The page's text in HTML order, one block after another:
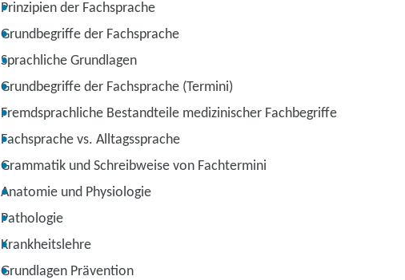
Prinzipien der Fachsprache
Grundbegriffe der Fachsprache
Sprachliche Grundlagen
Grundbegriffe der Fachsprache (Termini)
Fremdsprachliche Bestandteile medizinischer Fachbegriffe
Fachsprache vs. Alltagssprache
Grammatik und Schreibweise von Fachtermini
Anatomie und Physiologie
Pathologie
Krankheitslehre
Grundlagen Prävention